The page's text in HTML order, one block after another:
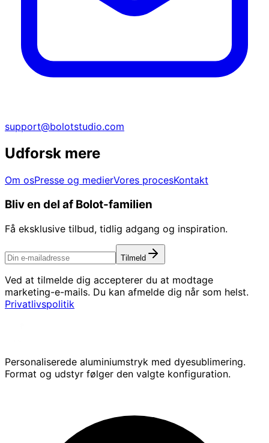
support@bolotstudio.com
Udforsk mere
Om osPresse og medierVores procesKontakt
Bliv en del af Bolot-familien
Få eksklusive tilbud, tidlig adgang og inspiration.
Tilmeld
Ved at tilmelde dig accepterer du at modtage
marketing-e-mails. Du kan afmelde dig når som helst.
Privatlivspolitik
Personaliserede aluminiumstryk med dyesublimering.
Format og udstyr følger den valgte konfiguration.